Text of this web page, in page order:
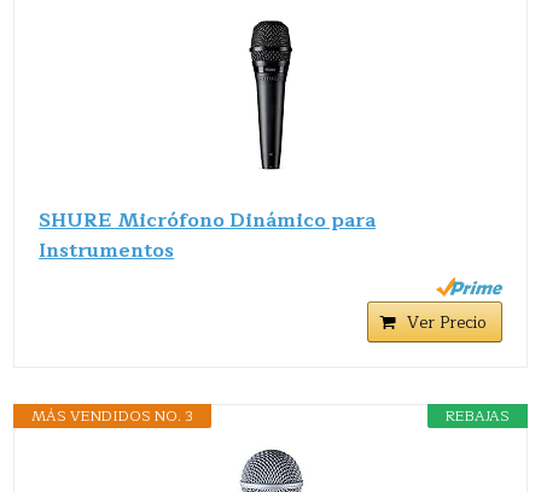
SHURE Micrófono Dinámico para
Instrumentos
Ver Precio
REBAJAS
MÁS VENDIDOS NO. 3